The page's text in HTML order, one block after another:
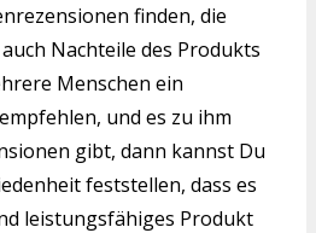
finden, die
Nachteile des Produkts
Menschen ein
und es zu ihm
gibt, dann kannst Du
feststellen, dass es
leistungsfähiges Produkt